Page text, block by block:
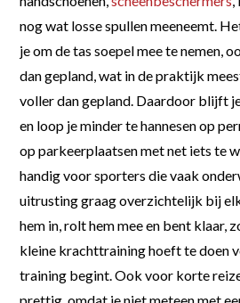
nog wat losse spullen meeneemt.
je om de tas soepel mee te nemen,
dan gepland, wat in de praktijk
voller dan gepland. Daardoor blijft
en loop je minder te hannesen op
op parkeerplaatsen met net iets te
handig voor sporters die vaak
uitrusting graag overzichtelijk bij
hem in, rolt hem mee en bent klaar,
kleine krachttraining hoeft te doen
training begint. Ook voor korte